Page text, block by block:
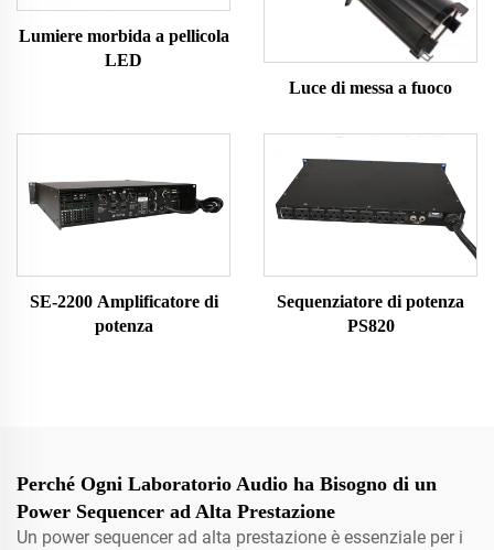
Lumiere morbida a pellicola
LED
Luce di messa a fuoco
SE-2200 Amplificatore di
potenza
Sequenziatore di potenza
PS820
Perché Ogni Laboratorio Audio ha Bisogno di un
Power Sequencer ad Alta Prestazione
Un power sequencer ad alta prestazione è essenziale per i